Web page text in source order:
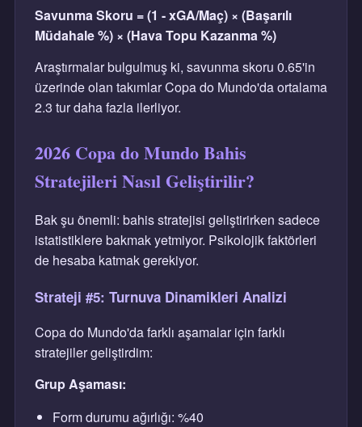
Savunma Skoru = (1 - xGA/Maç) × (Başarılı
Müdahale %) × (Hava Topu Kazanma %)
Araştırmalar bulgulmuş ki, savunma skoru 0.65'in
üzerinde olan takımlar Copa do Mundo'da ortalama
2.3 tur daha fazla ilerliyor.
2026 Copa do Mundo Bahis
Stratejileri Nasıl Geliştirilir?
Bak şu önemli: bahis stratejisi geliştirirken sadece
istatistiklere bakmak yetmiyor. Psikolojik faktörleri
de hesaba katmak gerekiyor.
Strateji #5: Turnuva Dinamikleri Analizi
Copa do Mundo'da farklı aşamalar için farklı
stratejiler geliştirdim:
Grup Aşaması:
Form durumu ağırlığı: %40